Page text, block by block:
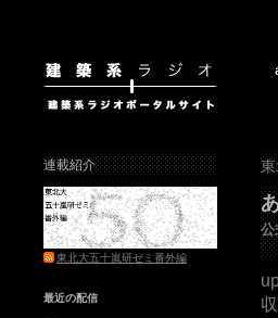
公
連載紹介
東北大五十嵐研ゼミ番外編
最近の配信